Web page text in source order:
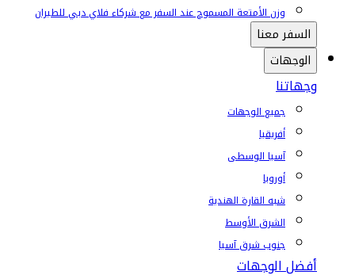
وزن الأمتعة المسموح عند السفر مع شركاء فلاي دبي للطيران
السفر معنا
الوجهات
وجهاتنا
جميع الوجهات
أفريقيا
آسيا الوسطى
أوروبا
شبه القارة الهندية
الشرق الأوسط
جنوب شرق آسيا
أفضل الوجهات